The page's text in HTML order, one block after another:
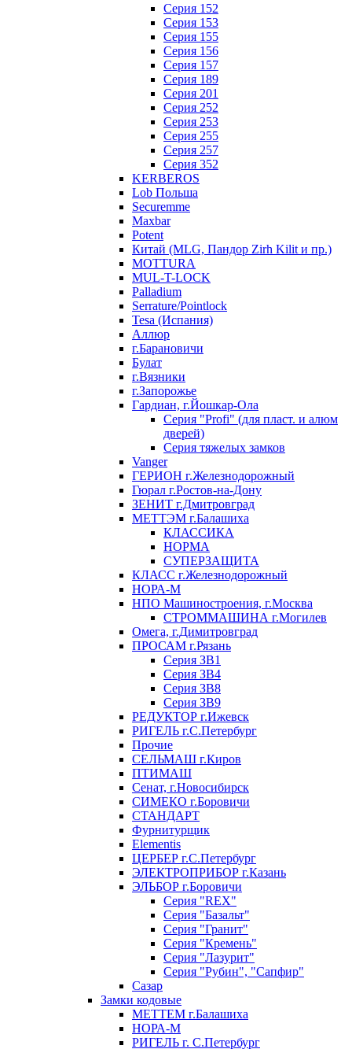
Серия 152
Серия 153
Серия 155
Серия 156
Серия 157
Серия 189
Серия 201
Серия 252
Серия 253
Серия 255
Серия 257
Серия 352
KERBEROS
Lob Польша
Securemme
Maxbar
Potent
Китай (MLG, Пандор Zirh Kilit и пр.)
MOTTURA
MUL-T-LOCK
Palladium
Serrature/Pointlock
Tesa (Испания)
Аллюр
г.Барановичи
Булат
г.Вязники
г.Запорожье
Гардиан, г.Йошкар-Ола
Серия "Profi" (для пласт. и алюм
дверей)
Серия тяжелых замков
Vanger
ГЕРИОН г.Железнодорожный
Гюрал г.Ростов-на-Дону
ЗЕНИТ г.Дмитровград
МЕТТЭМ г.Балашиха
КЛАССИКА
НОРМА
СУПЕРЗАЩИТА
КЛАСС г.Железнодорожный
НОРА-М
НПО Машиностроения, г.Москва
СТРОММАШИНА г.Могилев
Омега, г.Димитровград
ПРОСАМ г.Рязань
Серия ЗВ1
Серия ЗВ4
Серия ЗВ8
Серия ЗВ9
РЕДУКТОР г.Ижевск
РИГЕЛЬ г.С.Петербург
Прочие
СЕЛЬМАШ г.Киров
ПТИМАШ
Сенат, г.Новосибирск
СИМЕКО г.Боровичи
СТАНДАРТ
Фурнитурщик
Elementis
ЦЕРБЕР г.С.Петербург
ЭЛЕКТРОПРИБОР г.Казань
ЭЛЬБОР г.Боровичи
Серия "REX"
Серия "Базальт"
Серия "Гранит"
Серия "Кремень"
Серия "Лазурит"
Серия "Рубин", "Сапфир"
Сазар
Замки кодовые
МЕТТЕМ г.Балашиха
НОРА-М
РИГЕЛЬ г. С.Петербург